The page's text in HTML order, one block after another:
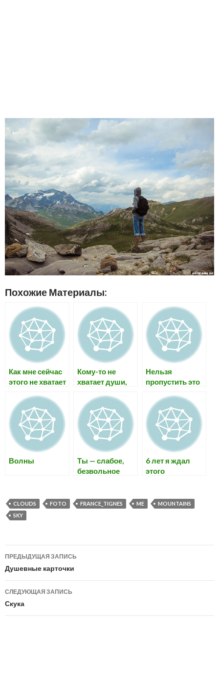
Похожие Материалы:
Как мне сейчас
этого не хватает
Кому-то не
хватает души,
Нельзя
пропустить это
фото и этого
прекрасного
человечека-
зайчега =)а
Волны
Ты — слабое,
безвольное
не выживешь.
6 лет я ждал
этого
CLOUDS FOTO FRANCE_TIGNES ME
MOUNTAINS
SKY
Навигация
по
записям
ПРЕДЫДУЩАЯ ЗАПИСЬ
Душевные карточки
СЛЕДУЮЩАЯ ЗАПИСЬ
Скука